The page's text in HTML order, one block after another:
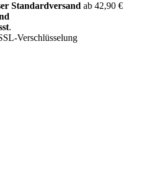
Standardversand ab 42,90 €
.
Verschlüsselung